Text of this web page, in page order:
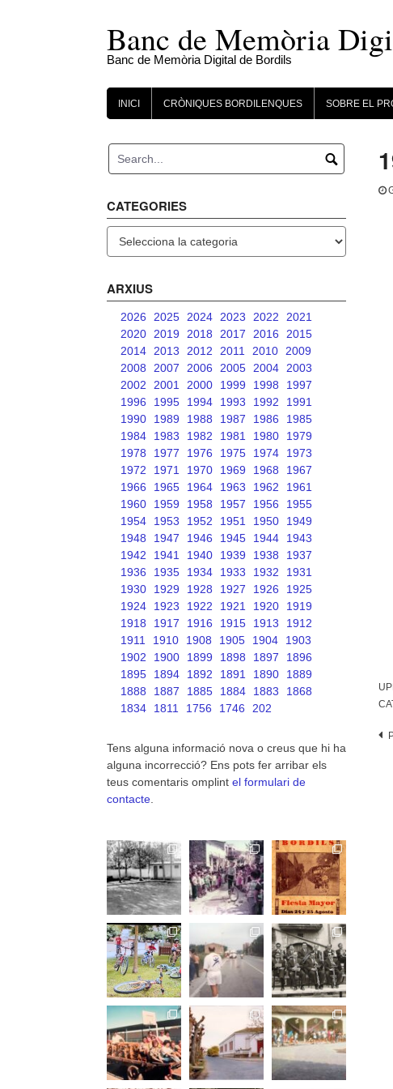
Banc de Memòria
Banc de Memòria Digital de Bordils
INICI CRÒNIQUES BORDILENQUES SOBRE EL
CATEGORIES
ARXIUS
2026 2025 2024 2023 2022
2021
2020
2019 2018 2017 2016
2015
2014
2013 2012 2011 2010
2009
2008
2007 2006 2005 2004
2003
2002
2001 2000 1999 1998
1997
1996
1995 1994 1993 1992
1991
1990
1989 1988 1987 1986
1985
1984
1983 1982 1981 1980
1979
1978
1977 1976 1975 1974
1973
1972
1971 1970 1969 1968
1967
1966
1965 1964 1963 1962
1961
1960
1959 1958 1957 1956
1955
1954
1953 1952 1951 1950
1949
1948
1947 1946 1945 1944
1943
1942
1941 1940 1939 1938
1937
1936
1935 1934 1933 1932
1931
1930
1929 1928 1927 1926
1925
1924
1923 1922 1921 1920
1919
1918
1917 1916 1915 1913
1912
1911
1910 1908 1905 1904
1903
1902
1900 1899 1898 1897
1896
1895
1894 1892 1891 1890
1889
1888
1887 1885 1884 1883
1868
1834
1811 1756 1746 202
Tens alguna informació nova o creus que hi ha
alguna incorrecció? Ens pots fer arribar els
teus comentaris omplint el formulari de
contacte